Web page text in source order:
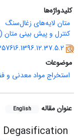
کلیدواژه‌ها
متان لایه‌های زغال‌سنگ
کنترل و پیش بینی متان (MCP)
موضوعات
استخراج مواد معدنی و
عنوان مقاله English